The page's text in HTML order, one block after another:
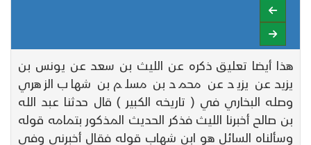
هذا أيضا تعليق ذكره عن الليث بن سعد عن يونس بن
يزيد عن يزيد عن محمد بن مسلم بن شهاب الزهري
وصله البخاري في ( تاريخه الكبير ) قال حدثنا عبد الله
بن صالح أخبرنا الليث فذكر الحديث المذكور بتمامه قوله
وسألناه السائل هو ابن شهاب قوله فقال أخبرني وفي